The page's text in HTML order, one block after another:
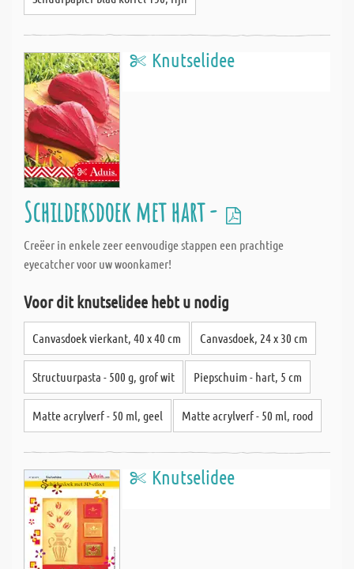
Knutselidee
Schildersdoek met hart -
Creëer in enkele zeer eenvoudige stappen een prachtige
eyecatcher voor uw woonkamer!
Voor dit knutselidee hebt u nodig
Canvasdoek vierkant, 40 x 40 cm Canvasdoek, 24 x 30 cm
Structuurpasta - 500 g, grof wit Piepschuim - hart, 5 cm
Matte acrylverf - 50 ml, geel Matte acrylverf - 50 ml, rood
Knutselidee